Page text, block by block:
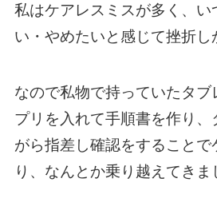
私はケアレスミスが多く、い
い・やめたいと感じて挫折し
なので私物で持っていたタブ
プリを入れて手順書を作り、
がら指差し確認をすること
り、なんとか乗り越えてきま